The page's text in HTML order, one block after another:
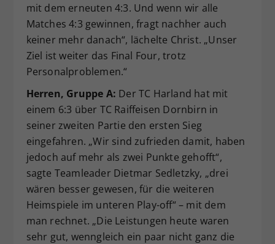
mit dem erneuten 4:3. Und wenn wir alle
Matches 4:3 gewinnen, fragt nachher auch
keiner mehr danach“, lächelte Christ. „Unser
Ziel ist weiter das Final Four, trotz
Personalproblemen.“
Herren, Gruppe A: Der TC Harland hat mit
einem 6:3 über TC Raiffeisen Dornbirn in
seiner zweiten Partie den ersten Sieg
eingefahren. „Wir sind zufrieden damit, haben
jedoch auf mehr als zwei Punkte gehofft“,
sagte Teamleader Dietmar Sedletzky, „drei
wären besser gewesen, für die weiteren
Heimspiele im unteren Play-off“ – mit dem
man rechnet. „Die Leistungen heute waren
sehr gut, wenngleich ein paar nicht ganz die